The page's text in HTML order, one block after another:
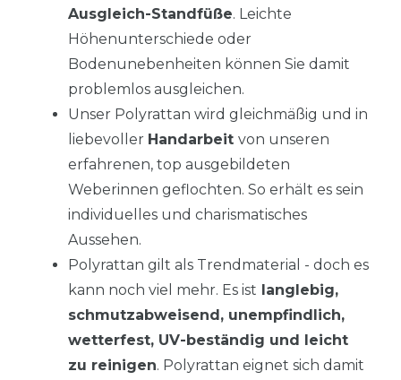
Ausgleich-Standfüße. Leichte
Höhenunterschiede oder
Bodenunebenheiten können Sie damit
problemlos ausgleichen.
Unser Polyrattan wird gleichmäßig und in
liebevoller Handarbeit von unseren
erfahrenen, top ausgebildeten
Weberinnen geflochten. So erhält es sein
individuelles und charismatisches
Aussehen.
Polyrattan gilt als Trendmaterial - doch es
kann noch viel mehr. Es ist langlebig,
schmutzabweisend, unempfindlich,
wetterfest, UV-beständig und leicht
zu reinigen. Polyrattan eignet sich damit